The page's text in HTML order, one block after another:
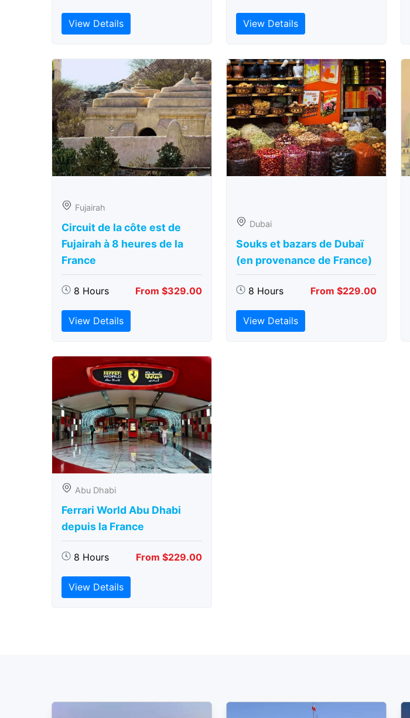
View Details View Details
Fujairah
Circuit de la côte est de
Fujairah à 8 heures de la
France
8 Hours From $329.00
View Details
Dubai
Souks et bazars de Dubaï
(en provenance de France)
8 Hours From $229.00
View Details
Abu Dhabi
Ferrari World Abu Dhabi
depuis la France
8 Hours From $229.00
View Details